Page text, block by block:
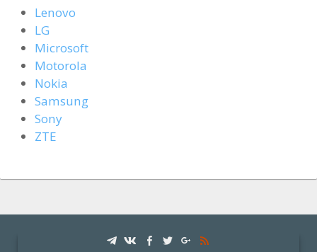
Lenovo
LG
Microsoft
Motorola
Nokia
Samsung
Sony
ZTE